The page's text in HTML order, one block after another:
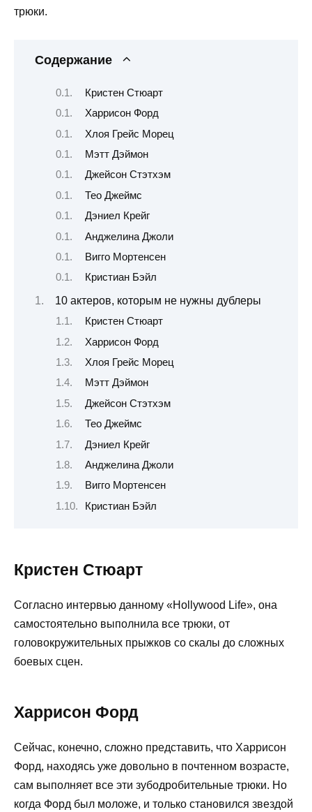
трюки.
Содержание
Кристен Стюарт
Харрисон Форд
Хлоя Грейс Морец
Мэтт Дэймон
Джейсон Стэтхэм
Тео Джеймс
Дэниел Крейг
Анджелина Джоли
Вигго Мортенсен
Кристиан Бэйл
10 актеров, которым не нужны дублеры
Кристен Стюарт
Харрисон Форд
Хлоя Грейс Морец
Мэтт Дэймон
Джейсон Стэтхэм
Тео Джеймс
Дэниел Крейг
Анджелина Джоли
Вигго Мортенсен
Кристиан Бэйл
Кристен Стюарт
Согласно интервью данному «Hollywood Life», она
самостоятельно выполнила все трюки, от
головокружительных прыжков со скалы до сложных
боевых сцен.
Харрисон Форд
Сейчас, конечно, сложно представить, что Харрисон
Форд, находясь уже довольно в почтенном возрасте,
сам выполняет все эти зубодробительные трюки. Но
когда Форд был моложе, и только становился звездой